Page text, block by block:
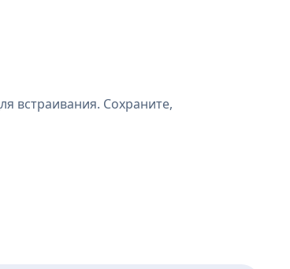
встраивания. Сохраните,